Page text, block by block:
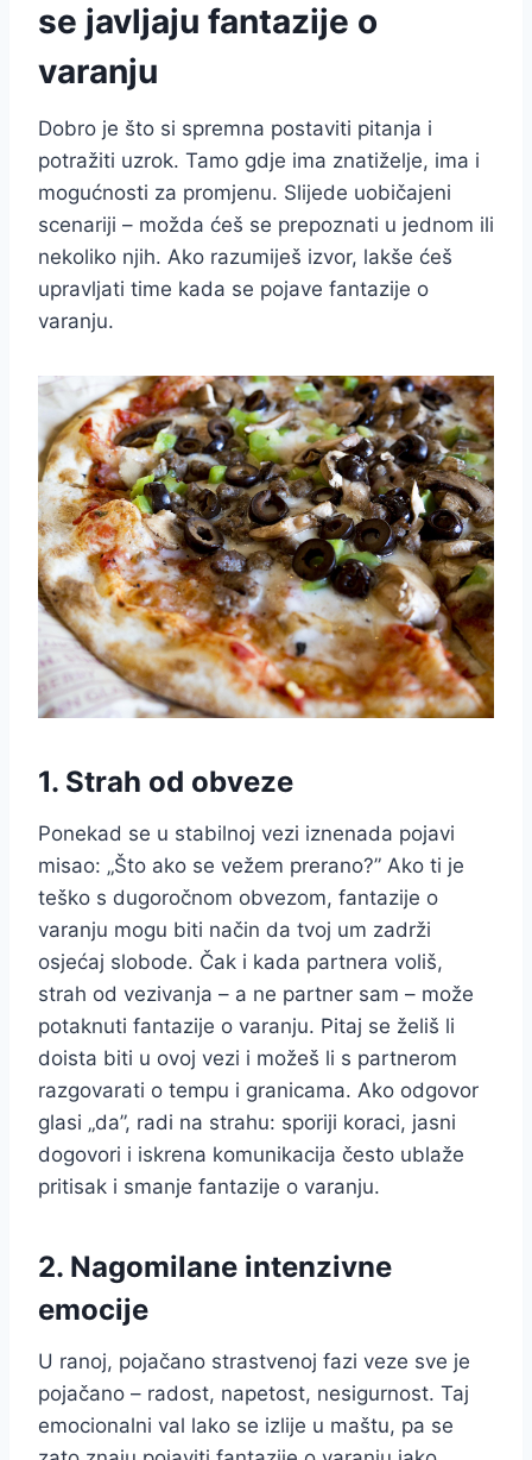
se javljaju fantazije o
varanju
Dobro je što si spremna postaviti pitanja i
potražiti uzrok. Tamo gdje ima znatiželje, ima i
mogućnosti za promjenu. Slijede uobičajeni
scenariji – možda ćeš se prepoznati u jednom ili
nekoliko njih. Ako razumiješ izvor, lakše ćeš
upravljati time kada se pojave fantazije o
varanju.
1. Strah od obveze
Ponekad se u stabilnoj vezi iznenada pojavi
misao: „Što ako se vežem prerano?” Ako ti je
teško s dugoročnom obvezom, fantazije o
varanju mogu biti način da tvoj um zadrži
osjećaj slobode. Čak i kada partnera voliš,
strah od vezivanja – a ne partner sam – može
potaknuti fantazije o varanju. Pitaj se želiš li
doista biti u ovoj vezi i možeš li s partnerom
razgovarati o tempu i granicama. Ako odgovor
glasi „da”, radi na strahu: sporiji koraci, jasni
dogovori i iskrena komunikacija često ublaže
pritisak i smanje fantazije o varanju.
2. Nagomilane intenzivne
emocije
U ranoj, pojačano strastvenoj fazi veze sve je
pojačano – radost, napetost, nesigurnost. Taj
emocionalni val lako se izlije u maštu, pa se